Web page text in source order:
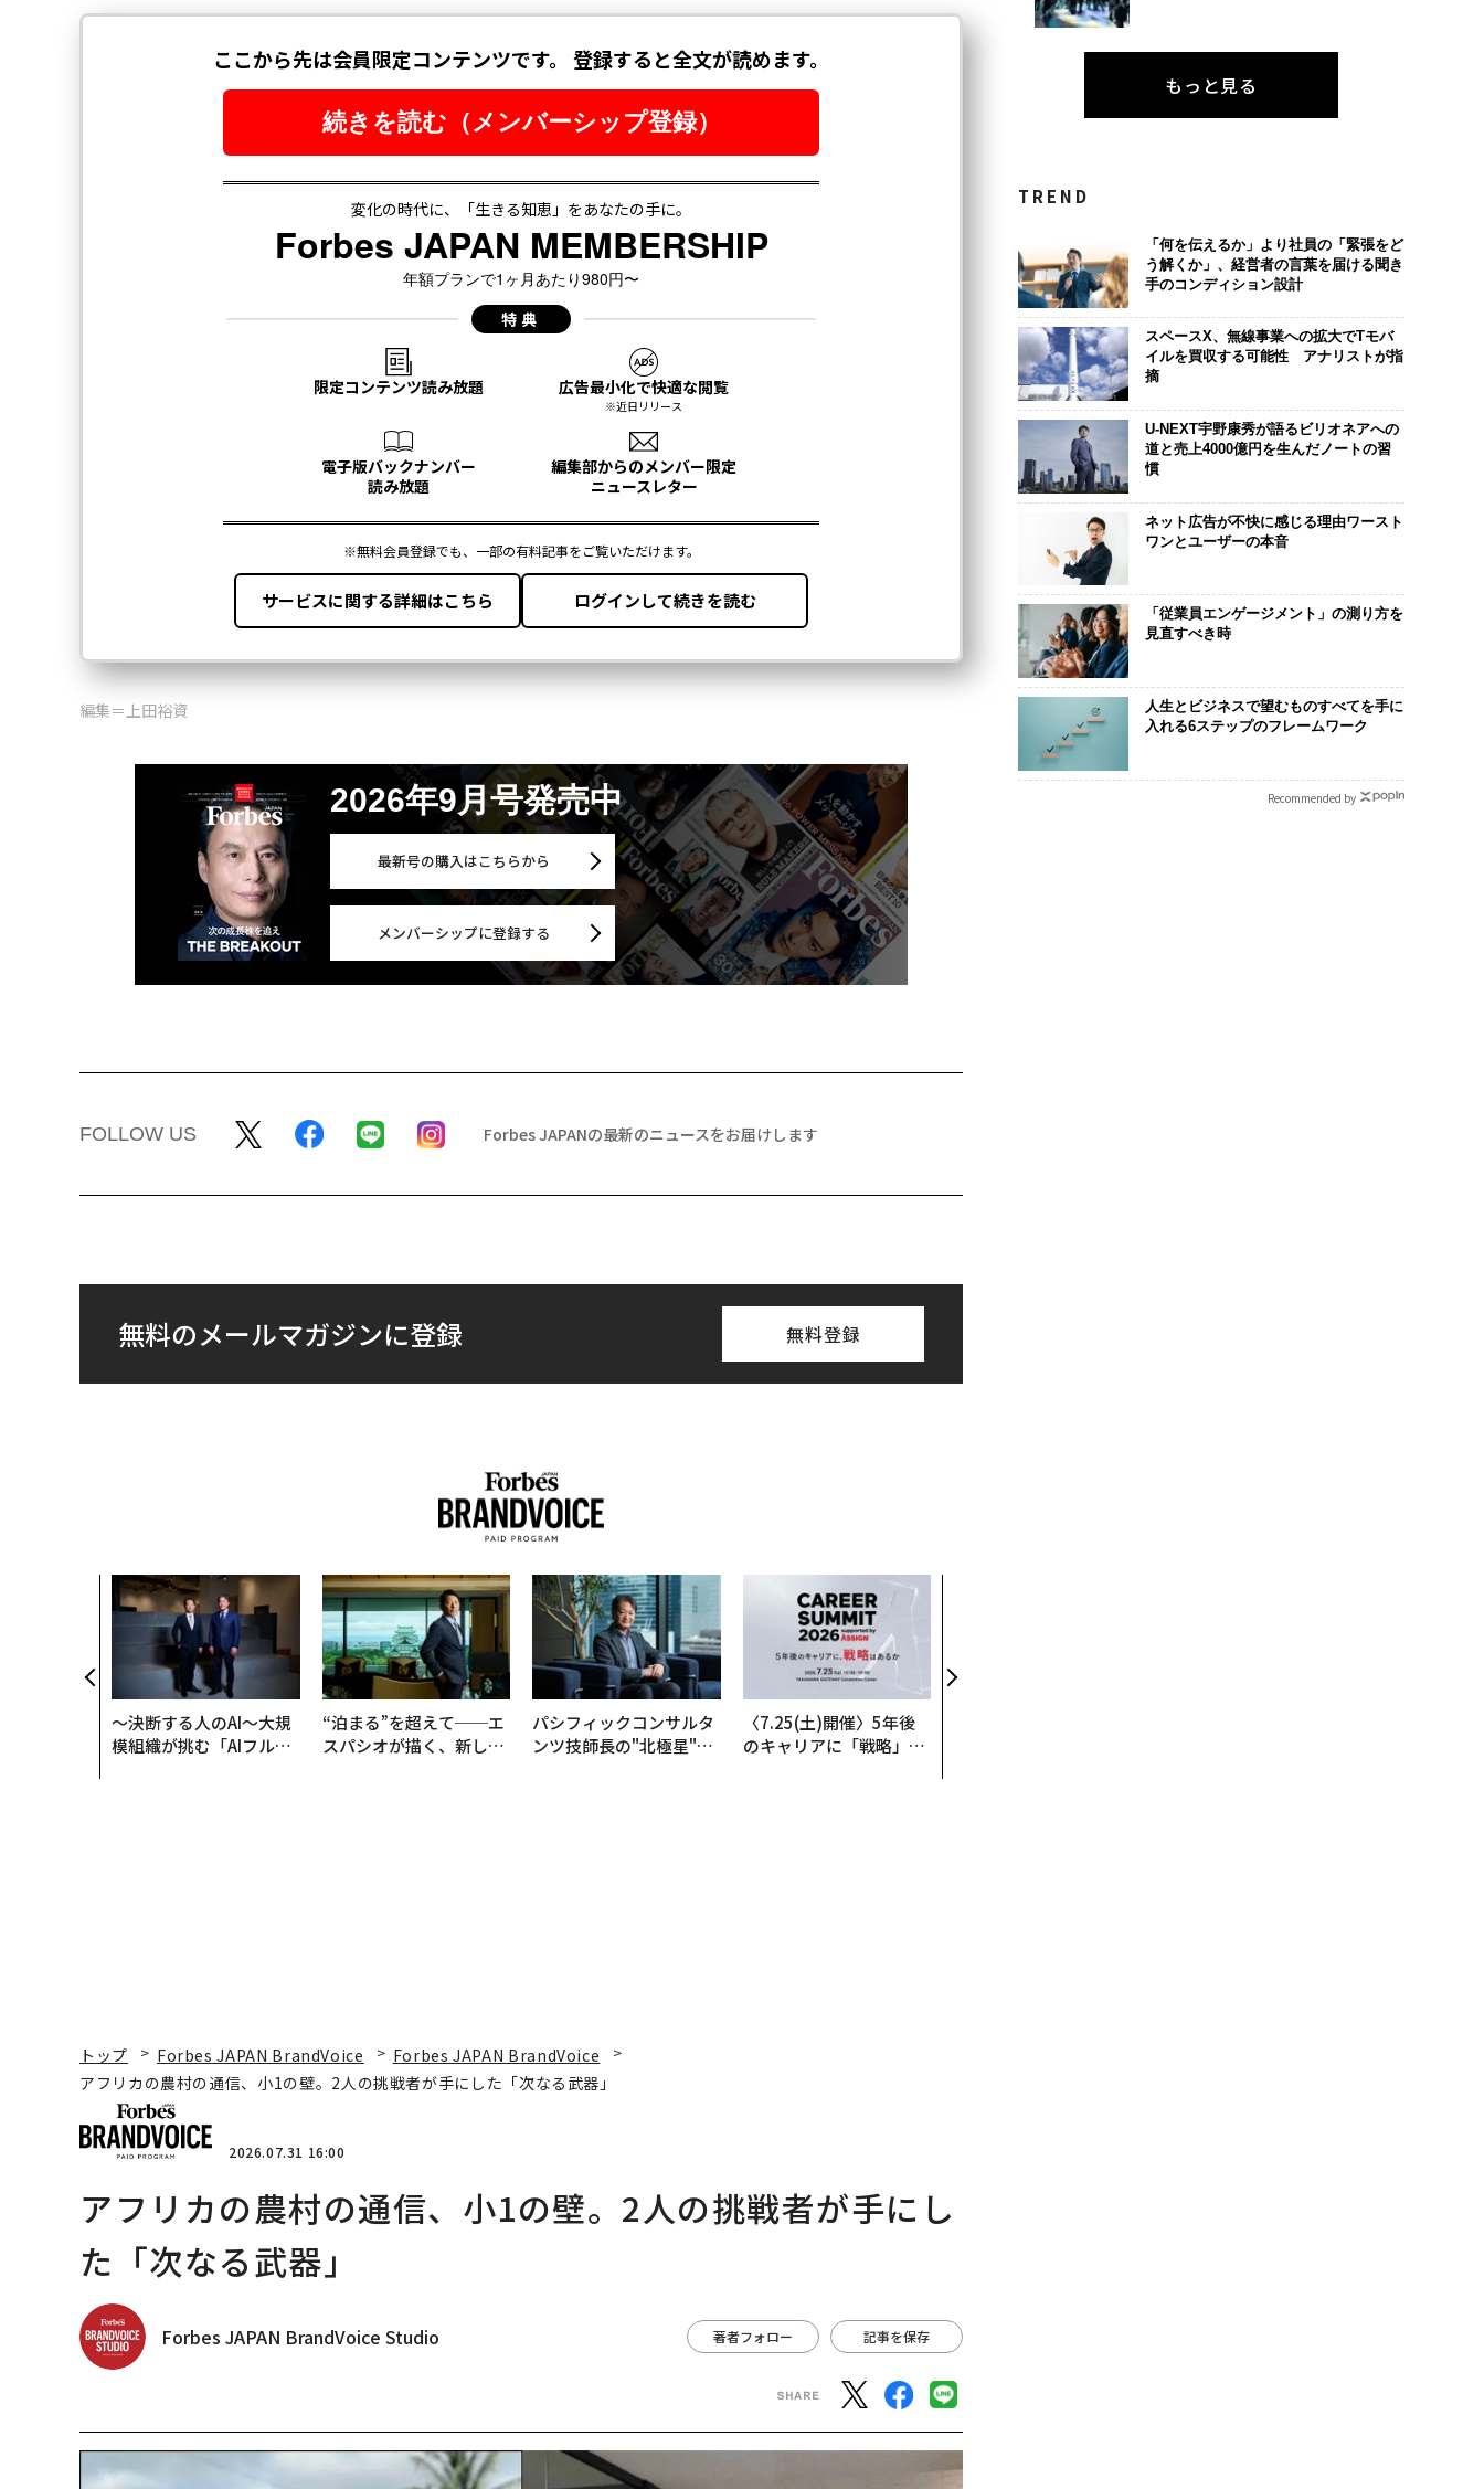
編集＝上田裕資
2026年9月号発売中
最新号の購入はこちらから
メンバーシップに登録する
FOLLOW US Forbes JAPANの最新のニュースをお届けします
無料のメールマガジンに登録 無料登録
〜決断する人のAI〜大規
模組織が挑む「AIフル実
“泊まる”を超えて──エ
スパシオが描く、新しい
パシフィックコンサルタ
ンツ技師長の"北極星"。
〈7.25(土)開催〉5年後
のキャリアに「戦略」は
もっと見る
TREND
「何を伝えるか」より社員の「緊張をど
う解くか」、経営者の言葉を届ける聞き
手のコンディション設計
スペースX、無線事業への拡大でTモバ
イルを買収する可能性 アナリストが指
摘
U-NEXT宇野康秀が語るビリオネアへの
道と売上4000億円を生んだノートの習
慣
ネット広告が不快に感じる理由ワースト
ワンとユーザーの本音
「従業員エンゲージメント」の測り方を
見直すべき時
人生とビジネスで望むものすべてを手に
入れる6ステップのフレームワーク
Recommended by
トップ Forbes JAPAN BrandVoice
Forbes JAPAN BrandVoice
アフリカの農村の通信、小1の壁。2人の挑戦者が手にした「次なる武器」
2026.07.31 16:00
アフリカの農村の通信、小1の壁。2人の挑戦者が手にし
た「次なる武器」
Forbes JAPAN BrandVoice Studio 著者フォロー 記事を保存